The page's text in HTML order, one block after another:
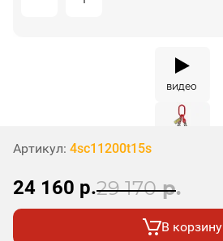
видео
Артикул: 4sc11200t15s
24 160 р.29 170 р.
В корзину